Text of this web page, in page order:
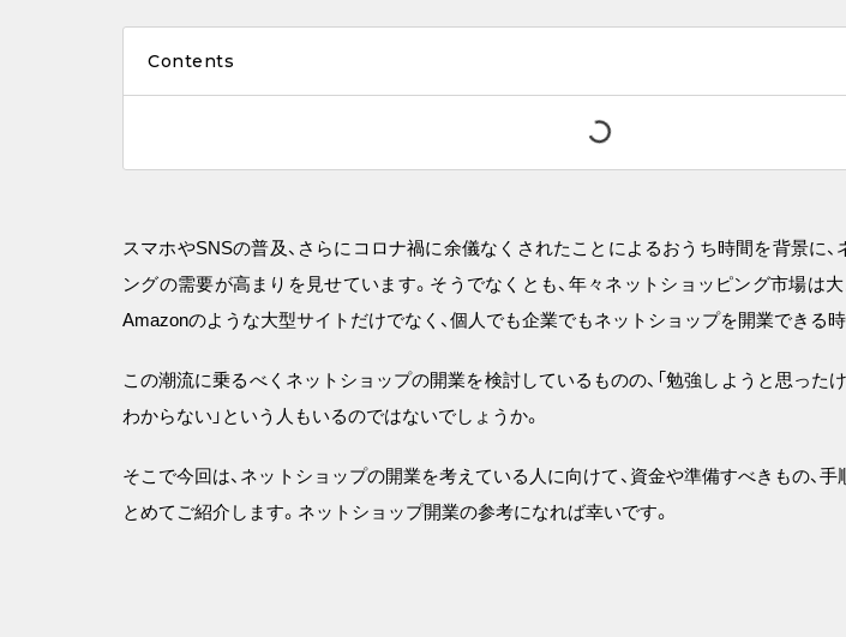
Contents
スマホやSNSの普及、さらにコロナ禍に余儀なくされたことによるおうち時間を背景に
ングの需要が高まりを見せています。そうでなくとも、年々ネットショッピング市場は
Amazonのような大型サイトだけでなく、個人でも企業でもネットショップを開業できる時
この潮流に乗るべくネットショップの開業を検討しているものの、「勉強しようと思った
わからない」という人もいるのではないでしょうか。
そこで今回は、ネットショップの開業を考えている人に向けて、資金や準備すべきもの、手
とめてご紹介します。ネットショップ開業の参考になれば幸いです。